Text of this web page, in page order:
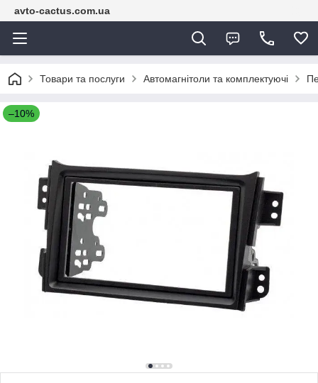
avto-cactus.com.ua
Товари та послуги Автомагнітоли та комплектуючі
–10%